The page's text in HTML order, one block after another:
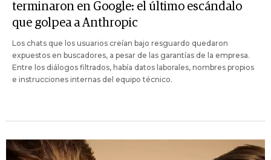
terminaron en Google: el último escándalo
que golpea a Anthropic
Los chats que los usuarios creían bajo resguardo quedaron
expuestos en buscadores, a pesar de las garantías de la empresa.
Entre los diálogos filtrados, había datos laborales, nombres propios
e instrucciones internas del equipo técnico.